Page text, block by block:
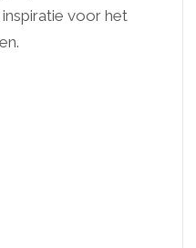
voor het